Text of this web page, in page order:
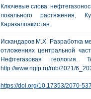
Ключевые слова:
локального растяжения,
Каракалпакистан.
Искандаров М.Х. Разработка
отложениях центральной
Нефтегазовая
http://www.ngtp.ru/rub/2021/
https://doi.org/10.17353/2070-